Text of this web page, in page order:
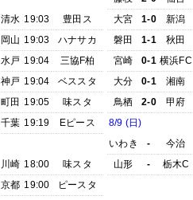
清水 19:03
豊田ス
岡山 19:03
ハナサカ
水戸 19:04
三協F柏
神戸 19:04
ベススタ
町田 19:05
味スタ
千葉 19:19
Eピース
川崎 18:00
味スタ
京都 19:00 ピースタ
大宮
1-0
新潟
磐田
1-1
秋田
宮崎
0-1 横浜FC
大分
0-1
湘南
鳥栖
2-0
甲府
8/9 (日)
いわき
-
今治
山形
- 栃木C